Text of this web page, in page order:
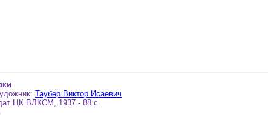
Таубер Виктор Исаевич
ЦК ВЛКСМ, 1937.- 88 с.